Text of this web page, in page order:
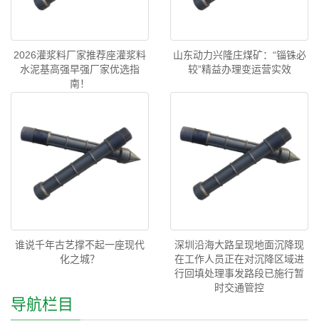
2026灌浆料厂家推荐座灌浆料
水泥基高强早强厂家优选指
南！
山东动力兴隆庄煤矿：“锱铢必
较”精益办理变运营实效
谁说千年古艺撑不起一座现代
化之城？
深圳沿海大路呈现地面沉降现
在工作人员正在对沉降区域进
行回填处理事发路段已施行暂
时交通管控
导航栏目